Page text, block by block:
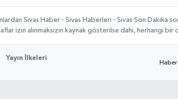
Sivas Haber - Sivas Haberleri - Sivas Son Dakika
izin alınmaksızın kaynak gösterilse dahi, herhangi bir
Yayın İlkeleri
Haber